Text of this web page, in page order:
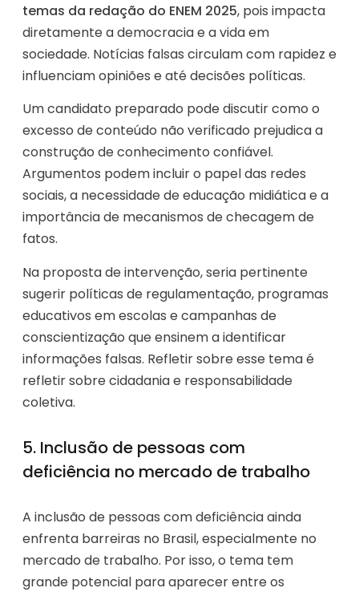
temas da redação do ENEM 2025, pois impacta
diretamente a democracia e a vida em
sociedade. Notícias falsas circulam com rapidez e
influenciam opiniões e até decisões políticas.
Um candidato preparado pode discutir como o
excesso de conteúdo não verificado prejudica a
construção de conhecimento confiável.
Argumentos podem incluir o papel das redes
sociais, a necessidade de educação midiática e a
importância de mecanismos de checagem de
fatos.
Na proposta de intervenção, seria pertinente
sugerir políticas de regulamentação, programas
educativos em escolas e campanhas de
conscientização que ensinem a identificar
informações falsas. Refletir sobre esse tema é
refletir sobre cidadania e responsabilidade
coletiva.
5. Inclusão de pessoas com
deficiência no mercado de trabalho
A inclusão de pessoas com deficiência ainda
enfrenta barreiras no Brasil, especialmente no
mercado de trabalho. Por isso, o tema tem
grande potencial para aparecer entre os